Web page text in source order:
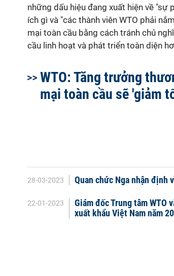
những dấu hiệu đang xuất hiện về "sự
ích gì và "các thành viên WTO phải
mại toàn cầu bằng cách tránh chủ
cầu linh hoạt và phát triển toàn diện
WTO: Tăng trưởng
mại toàn cầu sẽ 'giảm
28-03-2023 Quan chức Nga nhận định
22-01-2023
Giám đốc Trung tâm WTO
xuất khẩu Việt Nam năm